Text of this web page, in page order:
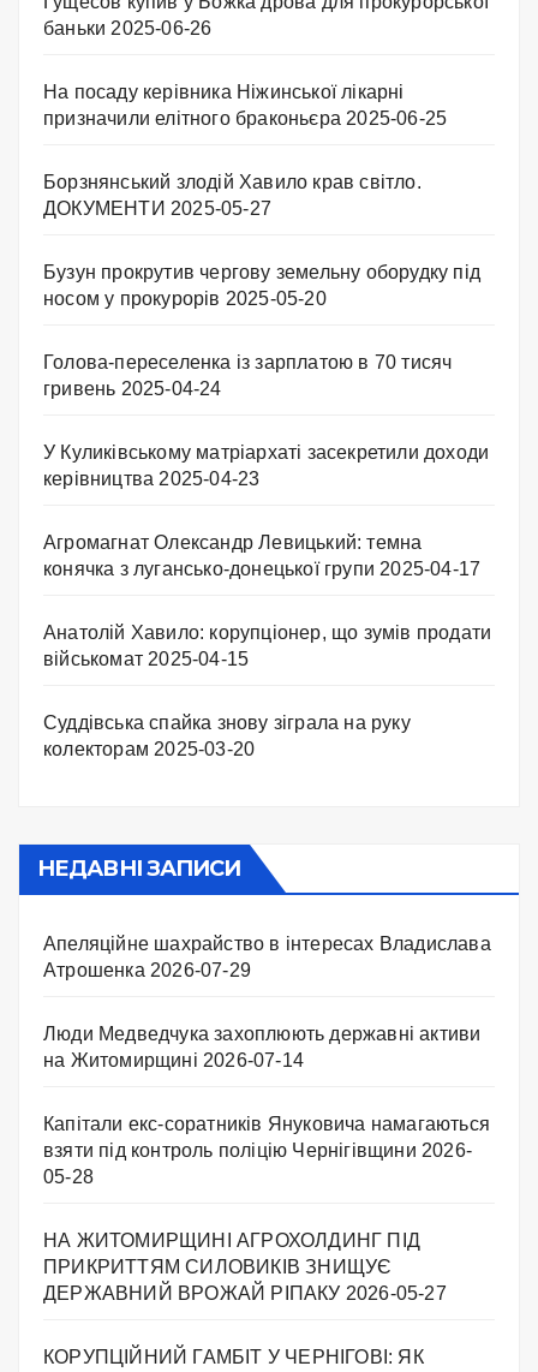
баньки 2025-06-26
На посаду керівника Ніжинської лікарні
призначили елітного браконьєра 2025-06-25
Борзнянський злодій Хавило крав світло.
ДОКУМЕНТИ 2025-05-27
Бузун прокрутив чергову земельну оборудку під
носом у прокурорів 2025-05-20
Голова-переселенка із зарплатою в 70 тисяч
гривень 2025-04-24
У Куликівському матріархаті засекретили доходи
керівництва 2025-04-23
Агромагнат Олександр Левицький: темна
конячка з лугансько-донецької групи 2025-04-17
Анатолій Хавило: корупціонер, що зумів продати
військомат 2025-04-15
Суддівська спайка знову зіграла на руку
колекторам 2025-03-20
НЕДАВНІ ЗАПИСИ
Апеляційне шахрайство в інтересах Владислава
Атрошенка 2026-07-29
Люди Медведчука захоплюють державні активи
на Житомирщині 2026-07-14
Капітали екс-соратників Януковича намагаються
взяти під контроль поліцію Чернігівщини 2026-
05-28
НА ЖИТОМИРЩИНІ АГРОХОЛДИНГ ПІД
ПРИКРИТТЯМ СИЛОВИКІВ ЗНИЩУЄ
ДЕРЖАВНИЙ ВРОЖАЙ РІПАКУ ​ 2026-05-27
КОРУПЦІЙНИЙ ГАМБІТ У ЧЕРНІГОВІ: ЯК